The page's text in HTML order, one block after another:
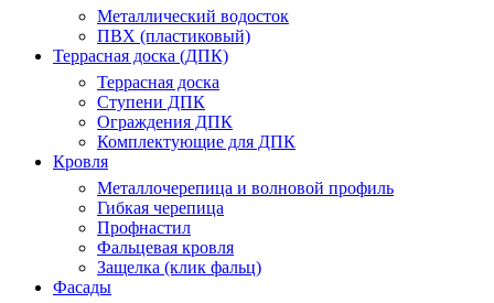
Металлический водосток
ПВХ (пластиковый)
Террасная доска (ДПК)
Террасная доска
Ступени ДПК
Ограждения ДПК
Комплектующие для ДПК
Кровля
Металлочерепица и волновой профиль
Гибкая черепица
Профнастил
Фальцевая кровля
Защелка (клик фальц)
Фасады